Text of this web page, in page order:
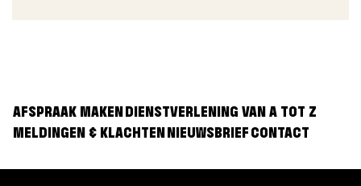
AFSPRAAK MAKEN
DIENSTVERLENING VAN A TOT Z
MELDINGEN & KLACHTEN
NIEUWSBRIEF CONTACT